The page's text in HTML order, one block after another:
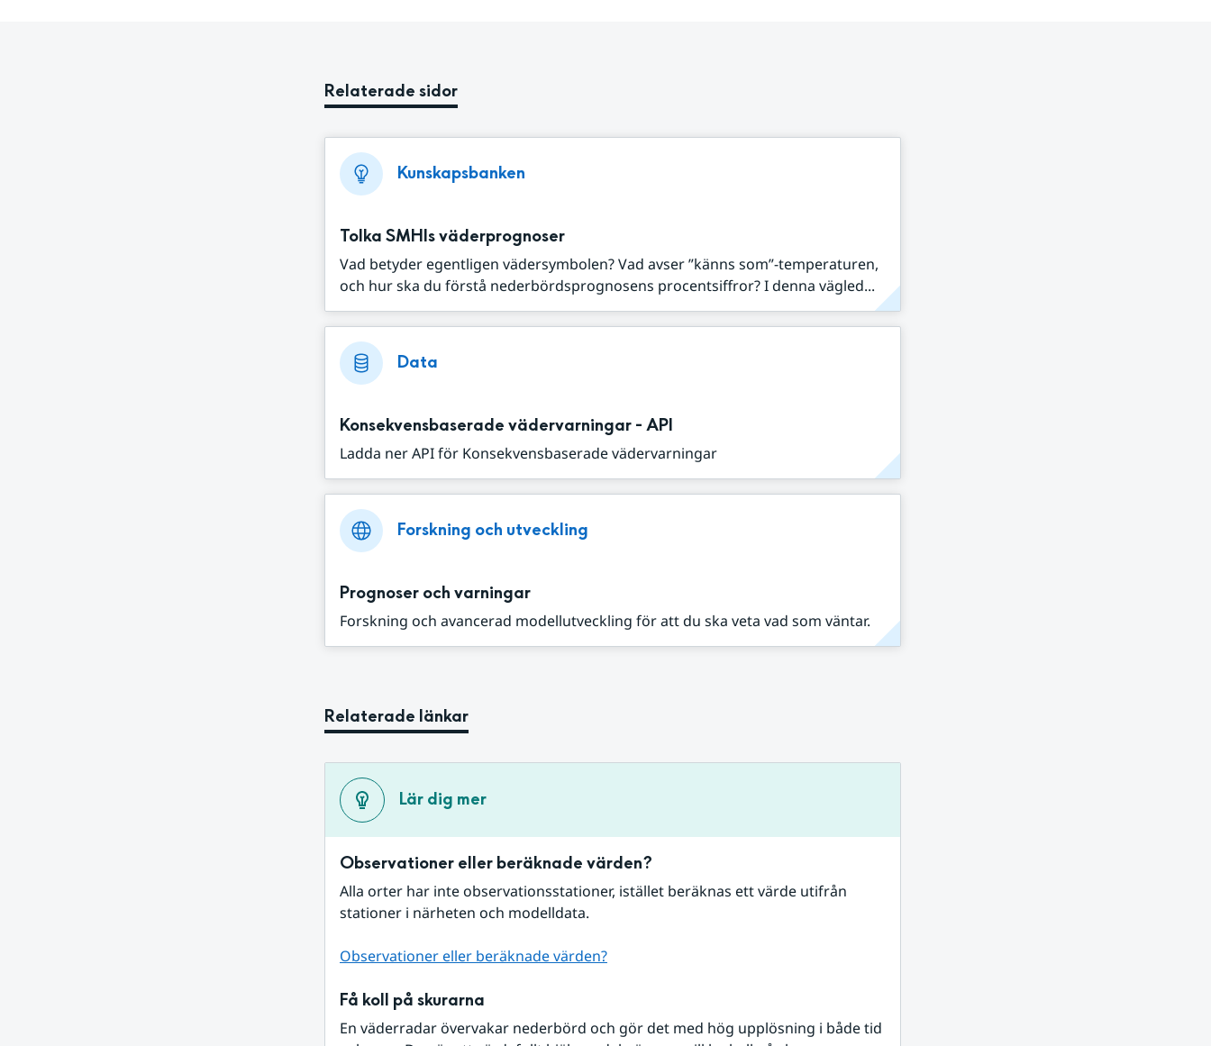
Relaterade sidor
Kunskapsbanken
Tolka SMHIs väderprognoser
Vad betyder egentligen vädersymbolen? Vad avser ”känns som”-temperaturen,
och hur ska du förstå nederbördsprognosens procentsiffror? I denna vägled...
Data
Konsekvensbaserade vädervarningar - API
Ladda ner API för Konsekvensbaserade vädervarningar
Forskning och utveckling
Prognoser och varningar
Forskning och avancerad modellutveckling för att du ska veta vad som väntar.
Relaterade länkar
Lär dig mer
Observationer eller beräknade värden?
Alla orter har inte observationsstationer, istället beräknas ett värde utifrån
stationer i närheten och modelldata.
Observationer eller beräknade värden?
Få koll på skurarna
En väderradar övervakar nederbörd och gör det med hög upplösning i både tid